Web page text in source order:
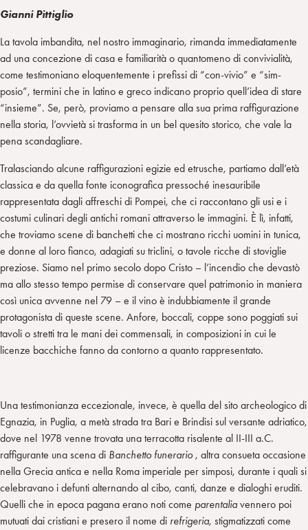
Gianni Pittiglio
La tavola imbandita, nel nostro immaginario, rimanda immediatamente
ad una concezione di casa e familiarità o quantomeno di convivialità,
come testimoniano eloquentemente i prefissi di “con-vivio” e “sim-
posio”, termini che in latino e greco indicano proprio quell’idea di stare
“insieme”. Se, però, proviamo a pensare alla sua prima raffigurazione
nella storia, l’ovvietà si trasforma in un bel quesito storico, che vale la
pena scandagliare.
Tralasciando alcune raffigurazioni egizie ed etrusche, partiamo dall’età
classica e da quella fonte iconografica pressoché inesauribile
rappresentata dagli affreschi di Pompei, che ci raccontano gli usi e i
costumi culinari degli antichi romani attraverso le immagini. È lì, infatti,
che troviamo scene di banchetti che ci mostrano ricchi uomini in tunica,
e donne al loro fianco, adagiati su triclini, o tavole ricche di stoviglie
preziose. Siamo nel primo secolo dopo Cristo – l’incendio che devastò
ma allo stesso tempo permise di conservare quel patrimonio in maniera
così unica avvenne nel 79 – e il vino è indubbiamente il grande
protagonista di queste scene. Anfore, boccali, coppe sono poggiati sui
tavoli o stretti tra le mani dei commensali, in composizioni in cui le
licenze bacchiche fanno da contorno a quanto rappresentato.
Una testimonianza eccezionale, invece, è quella del sito archeologico di
Egnazia, in Puglia, a metà strada tra Bari e Brindisi sul versante adriatico,
dove nel 1978 venne trovata una terracotta risalente al II-III a.C.
raffigurante una scena di Banchetto funerario, altra consueta occasione
nella Grecia antica e nella Roma imperiale per simposi, durante i quali si
celebravano i defunti alternando al cibo, canti, danze e dialoghi eruditi.
Quelli che in epoca pagana erano noti come parentaliavennero poi
mutuati dai cristiani e presero il nome di refrigeria, stigmatizzati come